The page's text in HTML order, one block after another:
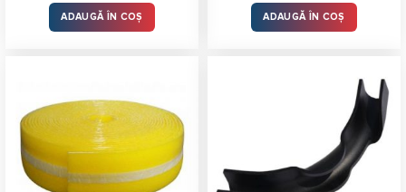
din 5
ADAUGĂ ÎN COȘ ADAUGĂ ÎN COȘ